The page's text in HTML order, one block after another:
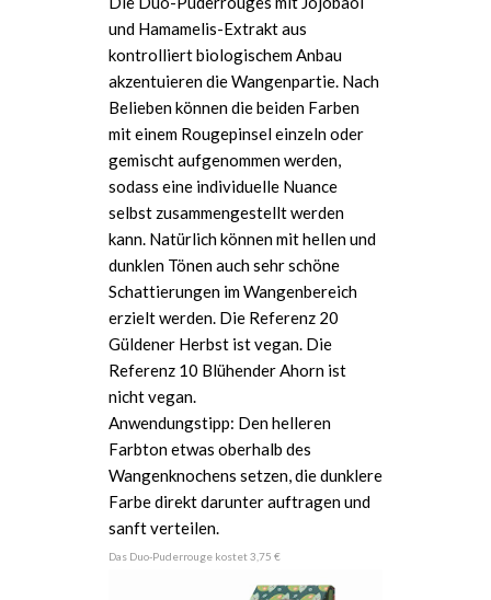
und Hamamelis-Extrakt aus
kontrolliert biologischem Anbau
akzentuieren die Wangenpartie. Nach
Belieben können die beiden Farben
mit einem Rougepinsel einzeln oder
gemischt aufgenommen werden,
sodass eine individuelle Nuance
selbst zusammengestellt werden
kann. Natürlich können mit hellen und
dunklen Tönen auch sehr schöne
Schattierungen im Wangenbereich
erzielt werden. Die Referenz 20
Güldener Herbst ist vegan. Die
Referenz 10 Blühender Ahorn ist
nicht vegan.
Anwendungstipp: Den helleren
Farbton etwas oberhalb des
Wangenknochens setzen, die dunklere
Farbe direkt darunter auftragen und
sanft verteilen.
Das Duo-Puderrouge kostet 3,75 €